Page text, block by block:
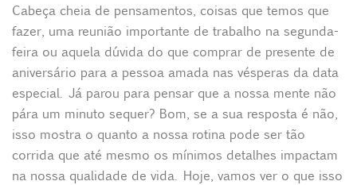
a
t
A
p
p
c
e
b
o
o
k
s
s
n
g
e
r
n
t
r
e
s
t
a
r
Cabeça cheia de pensamentos, coisas que temos que
fazer, uma reunião importante de trabalho na segunda-
feira ou aquela dúvida do que comprar de presente de
aniversário para a pessoa amada nas vésperas da data
especial. Já parou para pensar que a nossa mente não
pára um minuto sequer? Bom, se a sua resposta é não,
isso mostra o quanto a nossa rotina pode ser tão
corrida que até mesmo os mínimos detalhes impactam
na nossa qualidade de vida. Hoje, vamos ver o que isso